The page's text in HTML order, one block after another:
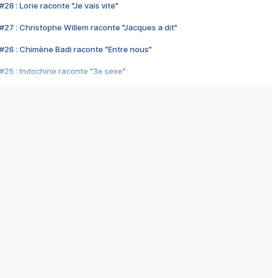
#28 : Lorie raconte "Je vais vite"
#27 : Christophe Willem raconte "Jacques a dit"
#26 : Chimène Badi raconte "Entre nous"
#25 : Indochine raconte "3e sexe"